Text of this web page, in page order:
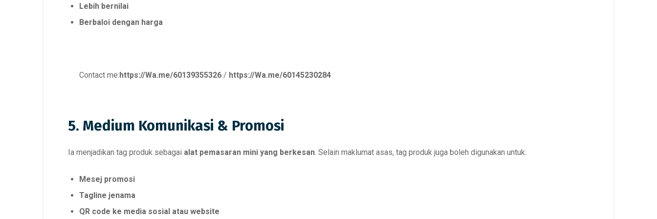
Lebih bernilai
Berbaloi dengan harga
Contact me:https://Wa.me/60139355326 / https://Wa.me/60145230284
5. Medium Komunikasi & Promosi
Ia menjadikan tag produk sebagai alat pemasaran mini yang berkesan. Selain maklumat asas, tag produk juga boleh digunakan untuk:
Mesej promosi
Tagline jenama
QR code ke media sosial atau website